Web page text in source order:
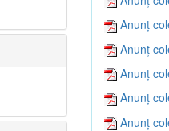
Anunț
Anunț
Anunț
Anunț
Anunț